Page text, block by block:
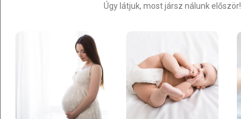
Flowers-Stripes
Úgy látjuk, most jársz nálunk először!